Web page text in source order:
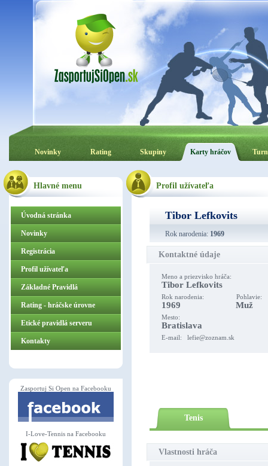
Novinky Rating Skupiny Karty hráčov
Hlavné menu
Úvodná stránka
Novinky
Registrácia
Profil užívateľa
Základné Pravidlá
ZasportujSiOpen.sk
Rating - hráčske úrovne
Etické pravidlá serveru
Kontakty
Zasportuj Si Open na Facebooku
I-Love-Tennis na Facebooku
Profil užívateľa
Tibor Lefkovits
Rok narodenia: 1969
Kontaktné údaje
Meno a priezvisko hráča:
Tibor Lefkovits
Rok narodenia: Pohlavie:
1969 Muž
Mesto:
Bratislava
E-mail: lefie@zoznam.sk
Tenis
Vlastnosti hráča